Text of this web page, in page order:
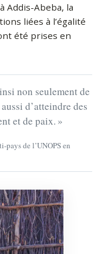
Addis-Abeba, la
liées à l’égalité
été prises en
non seulement de
d’atteindre des
et de paix. »
de l’UNOPS en